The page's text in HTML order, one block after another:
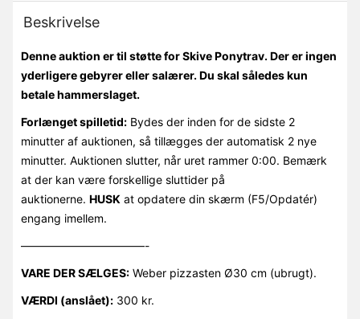
Beskrivelse
Denne auktion er til støtte for Skive Ponytrav. Der er ingen
yderligere gebyrer eller salærer. Du skal således kun
betale hammerslaget.
Forlænget spilletid:Bydes der inden for de sidste 2
minutter af auktionen, så tillægges der automatisk 2 nye
minutter. Auktionen slutter, når uret rammer 0:00. Bemærk
at der kan være forskellige sluttider på
auktionerne. HUSK at opdatere din skærm (F5/Opdatér)
engang imellem.
———————————-
VARE DER SÆLGES:Weber pizzasten Ø30 cm (ubrugt).
VÆRDI (anslået):300 kr.